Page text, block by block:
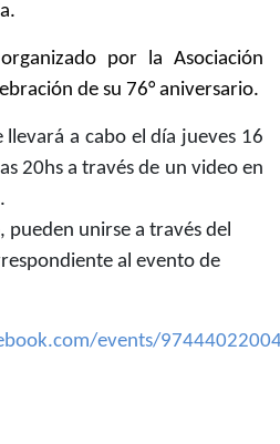
por la Asociación
de su 76° aniversario.
llevará a cabo el día jueves 16
20hs a través de un video en
pueden unirse a través del
al evento de
events/